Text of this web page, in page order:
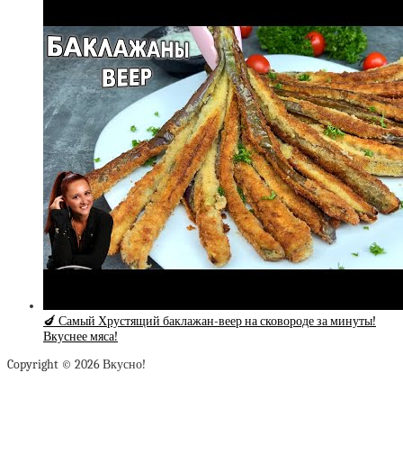
🍆 Самый Хрустящий баклажан-веер на сковороде за минуты!
Вкуснее мяса!
Copyright © 2026 Вкусно!